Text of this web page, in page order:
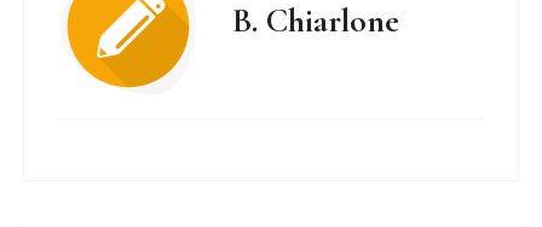
B. Chiarlone